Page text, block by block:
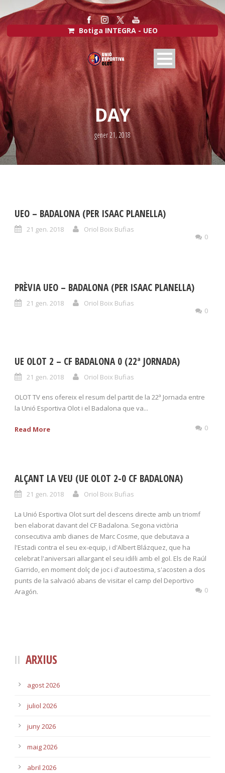
Botiga INTEGRA - UEO
DAY
gener 21, 2018
UEO – BADALONA (PER ISAAC PLANELLA)
21 gen. 2018
Oriol Boix Bufias
0
PRÈVIA UEO – BADALONA (PER ISAAC PLANELLA)
21 gen. 2018
Oriol Boix Bufias
0
UE OLOT 2 – CF BADALONA 0 (22ª JORNADA)
21 gen. 2018 Oriol Boix Bufias
OLOT TV ens ofereix el resum del partit de la 22ª Jornada entre
la Unió Esportiva Olot i el Badalona que va...
Read More 0
ALÇANT LA VEU (UE OLOT 2-0 CF BADALONA)
21 gen. 2018 Oriol Boix Bufias
La Unió Esportiva Olot surt del descens directe amb un triomf
ben elaborat davant del CF Badalona. Segona victòria
consecutiva amb dianes de Marc Cosme, que debutava a
l'Estadi contra el seu ex-equip, i d'Albert Blázquez, que ha
celebrat l'aniversari allargant el seu idil·li amb el gol. Els de Raúl
Garrido, en moment dolç de joc i d'autoestima, s'acosten a dos
punts de la salvació abans de visitar el camp del Deportivo
Aragón.
0
ARXIUS
agost 2026
juliol 2026
juny 2026
maig 2026
abril 2026